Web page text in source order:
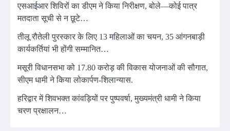
एसआईआर शिविरों का डीएम ने किया निरीक्षण, बोले—कोई पात्र
मतदाता सूची से न छूटे…
तीलू रौतेली पुरस्कार के लिए 13 महिलाओं का चयन, 35 आंगनबाड़ी
कार्यकर्तियां भी होंगी सम्मानित…
मसूरी विधानसभा को 17.80 करोड़ की विकास योजनाओं की सौगात,
सीएम धामी ने किया लोकार्पण-शिलान्यास.
हरिद्वार में शिवभक्त कांवड़ियों पर पुष्पवर्षा, मुख्यमंत्री धामी ने किया
चरण प्रक्षालन…